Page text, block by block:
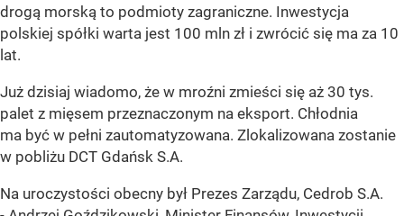
drogą morską to podmioty zagraniczne. Inwestycja
polskiej spółki warta jest 100 mln zł i zwrócić się ma za 10
lat.
Już dzisiaj wiadomo, że w mroźni zmieści się aż 30 tys.
palet z mięsem przeznaczonym na eksport. Chłodnia
ma być w pełni zautomatyzowana. Zlokalizowana zostanie
w pobliżu DCT Gdańsk S.A.
Na uroczystości obecny był Prezes Zarządu, Cedrob S.A.